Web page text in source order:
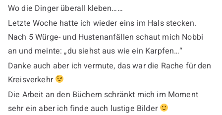
Wo die Dinger überall kleben……
Letzte Woche hatte ich wieder eins im Hals stecken.
Nach 5 Würge- und Hustenanfällen schaut mich Nobbi
an und meinte: „du siehst aus wie ein Karpfen…“
Danke auch aber ich vermute, das war die Rache für den
Kreisverkehr
Die Arbeit an den Büchern schränkt mich im Moment
sehr ein aber ich finde auch lustige Bilder